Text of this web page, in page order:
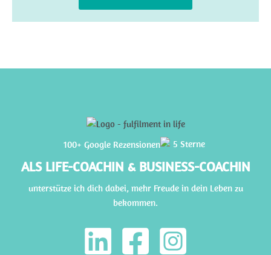
100+ Google Rezensionen
ALS LIFE-COACHIN & BUSINESS-COACHIN
unterstütze ich dich dabei, mehr Freude in dein Leben zu
bekommen.